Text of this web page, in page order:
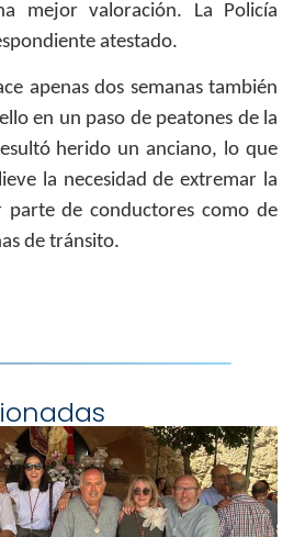
mejor valoración. La Policía
atestado.
apenas dos semanas también
en un paso de peatones de la
herido un anciano, lo que
la necesidad de extremar la
de conductores como de
de tránsito.